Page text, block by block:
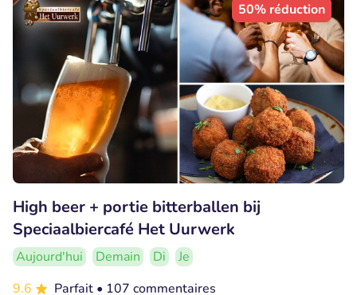
50% réduction
High beer + portie bitterballen bij
Speciaalbiercafé Het Uurwerk
Aujourd'hui Demain Di
Je
9.6
Parfait • 107 commentaires